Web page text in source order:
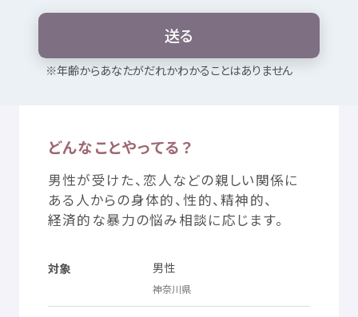
お気に入り
つかいかた
気持ちをはきだす サイト内検索
送る
※年齢からあなたがだれかわかることはありません
男性被害者のための相談
性被害・わいせつ
どんなことやってる？
男性が受けた、 恋人などの親 しい関係に
ある人からの身体的、性的、精神的、
経済的 な暴力の悩み相談に応じます。
対象 男性
神奈川県